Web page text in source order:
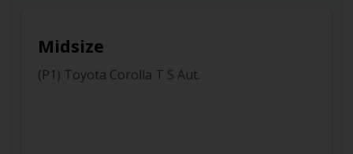
Midsize
(P1) Toyota Corolla T S Aut.